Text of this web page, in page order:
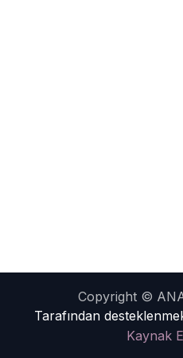
Copyright ©
Tarafından
Kaynak